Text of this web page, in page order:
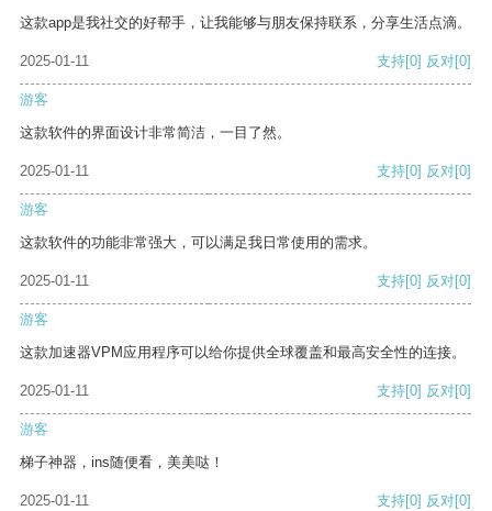
这款app是我社交的好帮手，让我能够与朋友保持联系，分享生活点滴。
2025-01-11 支持[0] 反对[0]
游客
这款软件的界面设计非常简洁，一目了然。
2025-01-11 支持[0] 反对[0]
游客
这款软件的功能非常强大，可以满足我日常使用的需求。
2025-01-11 支持[0] 反对[0]
游客
这款加速器VPM应用程序可以给你提供全球覆盖和最高安全性的连接。
2025-01-11 支持[0] 反对[0]
游客
梯子神器，ins随便看，美美哒！
2025-01-11 支持[0] 反对[0]